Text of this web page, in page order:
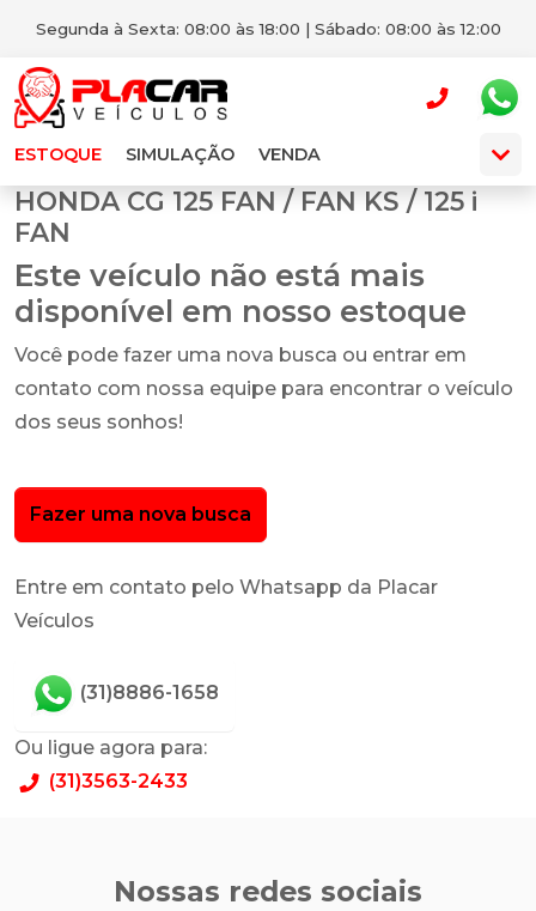
Segunda à Sexta: 08:00 às 18:00 | Sábado: 08:00 às 12:00
ESTOQUE SIMULAÇÃO VENDA
HONDA CG 125 FAN / FAN KS / 125 i
FAN
Este veículo não está mais
disponível em nosso estoque
Você pode fazer uma nova busca ou entrar em
contato com nossa equipe para encontrar o veículo
dos seus sonhos!
Fazer uma nova busca
Entre em contato pelo Whatsapp da Placar
Veículos
(31)8886-1658
Ou ligue agora para:
(31)3563-2433
Nossas redes sociais